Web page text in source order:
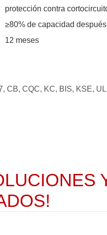
protección contra
≥80% de capacidad
12 meses
CB, CQC, KC, BIS, KSE,